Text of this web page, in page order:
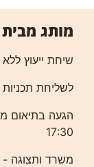
מותג
שיחת ייעוץ ללא
לשליחת
17:30
משרד ותצוגה -